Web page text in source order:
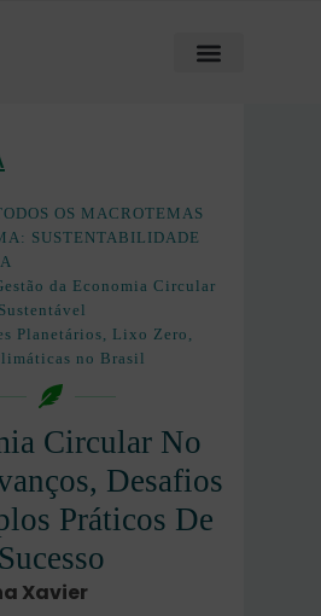
OS MACROTEMAS
SUSTENTABILIDADE
da Economia Circular
Planetários, Lixo Zero ,
no Brasil
Circular No
Desafios
Práticos De
Sucesso
Xavier